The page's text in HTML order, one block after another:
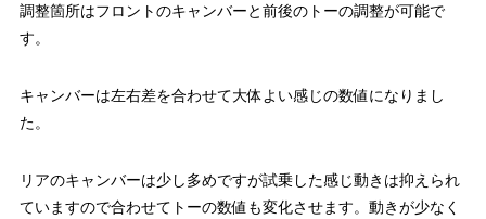
調整箇所はフロントのキャンバーと前後のトーの調整が可能で
す。
キャンバーは左右差を合わせて大体よい感じの数値になりまし
た。
リアのキャンバーは少し多めですが試乗した感じ動きは抑えられ
ていますので合わせてトーの数値も変化させます。動きが少なく